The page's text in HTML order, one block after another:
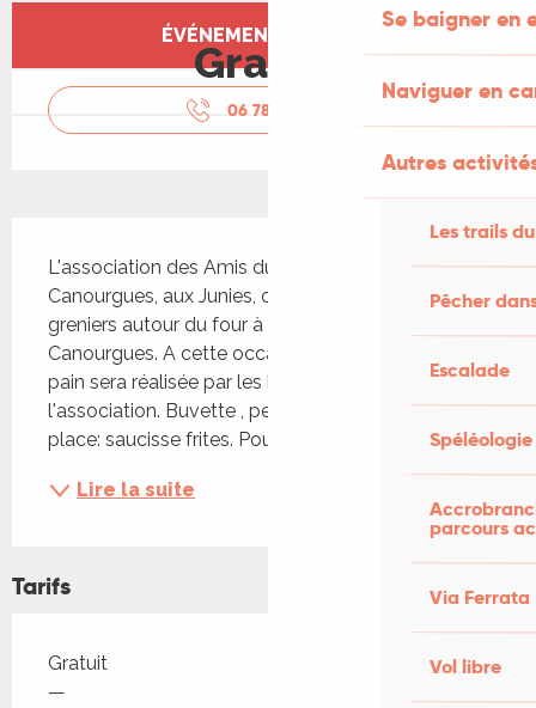
Se baigner en
Naviguer en
Autres
Les trails
Pêcher
Escalade
Spéléologie
parcours
Via Ferrata
Vol libre
Ouverture et coordonnées
ÉVÉNEMENT TERMINÉ
Gratuit
06 78 08 65
L'association des Amis du four à pain de
Canourgues, aux Junies, organise son vide-
greniers autour du four à pain du hameau de
Canourgues. A cette occasion une fournée de
pain sera réalisée par les bénévoles de
l'association. Buvette , petite restauration sur
place: saucisse frites. Pour les...
Lire la suite
Tarifs
Tarifs 2026
Gratuit
—